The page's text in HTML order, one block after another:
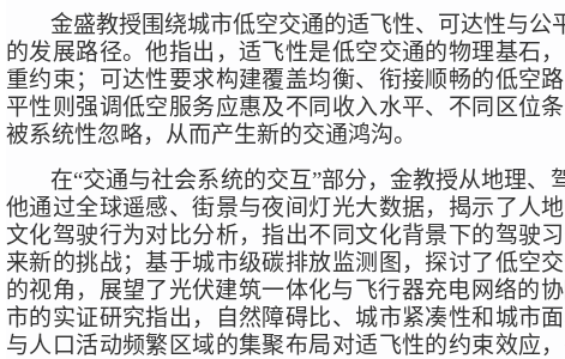
金盛教授围绕城市低空交通的适飞性、可达性与
的发展路径。他指出，适飞性是低空交通的物理基石
重约束；可达性要求构建覆盖均衡、衔接顺畅的低空
平性则强调低空服务应惠及不同收入水平、不同区位
被系统性忽略，从而产生新的交通鸿沟。
在“交通与社会系统的交互”部分，金教授从地理、
他通过全球遥感、街景与夜间灯光大数据，揭示了人
文化驾驶行为对比分析，指出不同文化背景下的驾驶
来新的挑战；基于城市级碳排放监测图，探讨了低空
的视角，展望了光伏建筑一体化与飞行器充电网络的
市的实证研究指出，自然障碍比、城市紧凑性和城市
与人口活动频繁区域的集聚布局对适飞性的约束效应